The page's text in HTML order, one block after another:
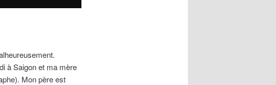
à Saigon et ma mère
Mon père est